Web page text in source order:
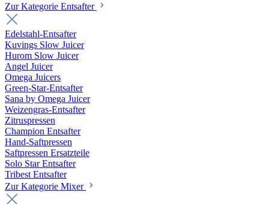
Zur Kategorie Entsafter
Edelstahl-Entsafter
Kuvings Slow Juicer
Hurom Slow Juicer
Angel Juicer
Omega Juicers
Green-Star-Entsafter
Sana by Omega Juicer
Weizengras-Entsafter
Zitruspressen
Champion Entsafter
Hand-Saftpressen
Saftpressen Ersatzteile
Solo Star Entsafter
Tribest Entsafter
Zur Kategorie Mixer